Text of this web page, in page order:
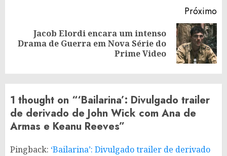
Próximo
Próximo
Jacob Elordi encara um intenso
Drama de Guerra em Nova Série do
Prime Video
1 thought on “‘Bailarina’: Divulgado trailer
de derivado de John Wick com Ana de
Armas e Keanu Reeves”
Pingback: ‘Bailarina’: Divulgado trailer de derivado